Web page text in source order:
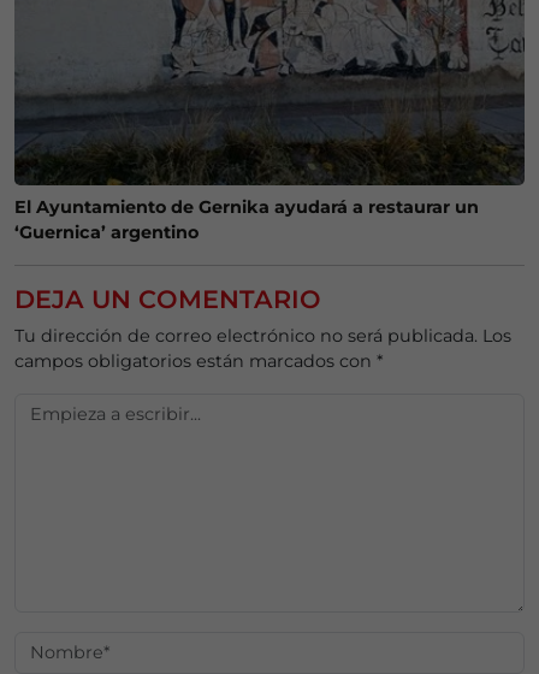
El Ayuntamiento de Gernika ayudará a restaurar un
‘Guernica’ argentino
DEJA UN COMENTARIO
Tu dirección de correo electrónico no será publicada. Los
campos obligatorios están marcados con *